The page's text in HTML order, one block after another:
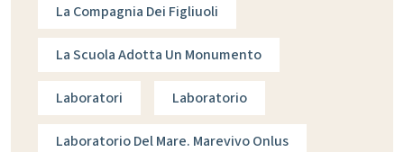
La Compagnia Dei Figliuoli
La Scuola Adotta Un Monumento
Laboratori Laboratorio
Laboratorio Del Mare. Marevivo Onlus